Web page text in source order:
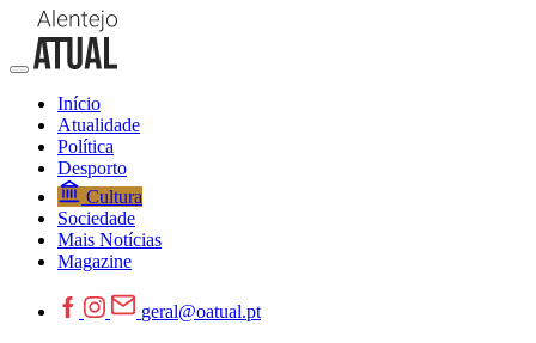
Início
Atualidade
Política
Desporto
Cultura
Sociedade
Mais Notícias
Magazine
geral@oatual.pt